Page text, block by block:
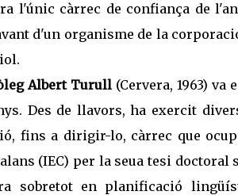
l'únic càrrec de confiança de
d'un organisme de la
Albert Turull(Cervera, 1963)
Des de llavors, ha exercit
fins a dirigir-lo, càrrec que
(IEC) per la seua tesi
sobretot en planificació